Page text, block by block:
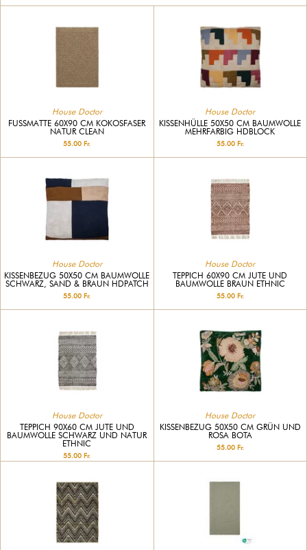
House Doctor
FUSSMATTE 60X90 CM KOKOSFASER N
ATUR CLEAN
55.00 Fr.
House Doctor
KISSENHÜLLE 50X50 CM BAUMWOLLE
MEHRFARBIG HDBLOCK
55.00 Fr.
House Doctor
KISSENBEZUG 50X50 CM BAUMWOLLE
SCHWARZ, SAND & BRAUN HDPATCH
55.00 Fr.
House Doctor
TEPPICH 60X90 CM JUTE UND
BAUMWOLLE BRAUN ETHNIC
55.00 Fr.
House Doctor
TEPPICH 90X60 CM JUTE UND
BAUMWOLLE SCHWARZ UND NATUR
ETHNIC
55.00 Fr.
House Doctor
KISSENBEZUG 50X50 CM GRÜN UND
ROSA BOTA
55.00 Fr.